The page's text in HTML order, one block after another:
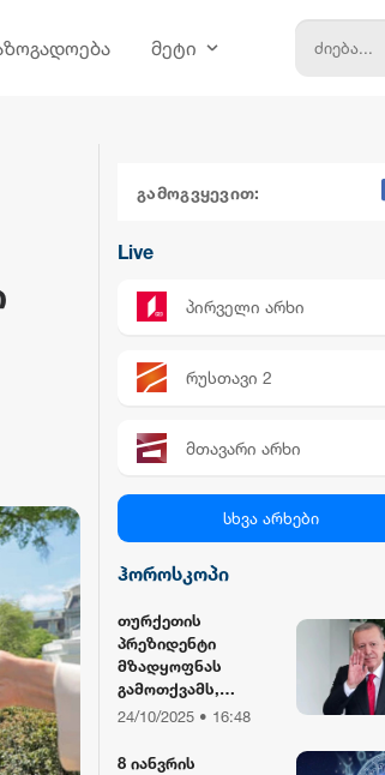
მეტი
გამოგვყევით:
Live
პირველი არხი
რუსთავი 2
მთავარი არხი
პალიტრა News
სილქ უნივერსალი
TV პირველი
სხვა არხები
ჰოროსკოპი
თურქეთის
პრეზიდენტი
მზადყოფნას
გამოთქვამს,
რუსეთისა და აშშ-
მასპინძლობისთვის
24/10/2025 • 16:48
8 იანვრის